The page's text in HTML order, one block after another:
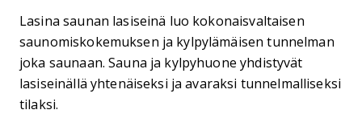
Lasina saunan lasiseinä luo kokonaisvaltaisen
saunomiskokemuksen ja kylpylämäisen tunnelman
joka saunaan. Sauna ja kylpyhuone yhdistyvät
lasiseinällä yhtenäiseksi ja avaraksi tunnelmalliseksi
tilaksi.